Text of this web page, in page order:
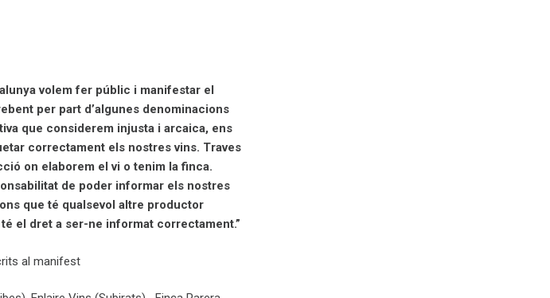
volem fer públic i manifestar el
per part d’algunes denominacions
que considerem injusta i arcaica, ens
correctament els nostres vins. Traves
on elaborem el vi o tenim la finca.
de poder informar els nostres
que té qualsevol altre productor
el dret a ser-ne informat correctament.”
al manifest